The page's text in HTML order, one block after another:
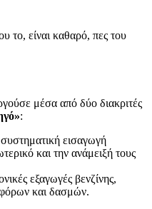
το, είναι καθαρό, πες του
μέσα από δύο διακριτές
:
εισαγωγή
και την ανάμειξή τους
εξαγωγές βενζίνης,
και δασμών.